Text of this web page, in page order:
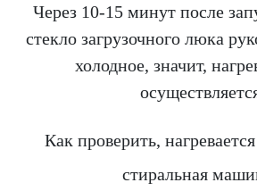
Через 10-15 минут после
стекло загрузочного люка
холодное, значит,
Как проверить,
стиральная